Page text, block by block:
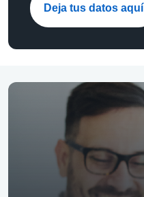
Deja tus datos aquí